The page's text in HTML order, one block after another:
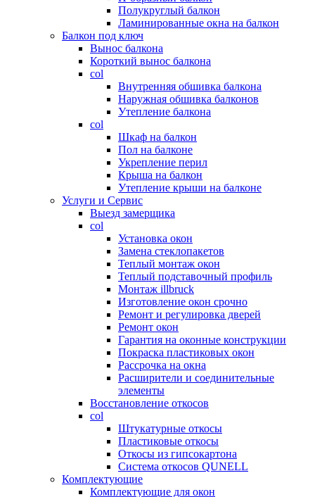
Полукруглый балкон
Ламинированные окна на балкон
Балкон под ключ
Вынос балкона
Короткий вынос балкона
col
Внутренняя обшивка балкона
Наружная обшивка балконов
Утепление балкона
col
Шкаф на балкон
Пол на балконе
Укрепление перил
Крыша на балкон
Утепление крыши на балконе
Услуги и Сервис
Выезд замерщика
col
Установка окон
Замена стеклопакетов
Теплый монтаж окон
Теплый подставочный профиль
Монтаж illbruck
Изготовление окон срочно
Ремонт и регулировка дверей
Ремонт окон
Гарантия на оконные конструкции
Покраска пластиковых окон
Рассрочка на окна
Расширители и соединительные
элементы
Восстановление откосов
col
Штукатурные откосы
Пластиковые откосы
Откосы из гипсокартона
Система откосов QUNELL
Комплектующие
Комплектующие для окон